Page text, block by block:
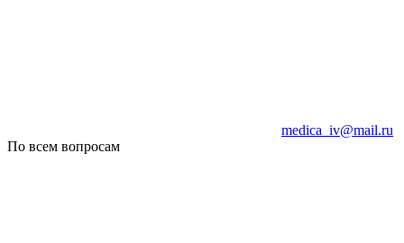
medica_iv@mail.ru
По всем вопросам